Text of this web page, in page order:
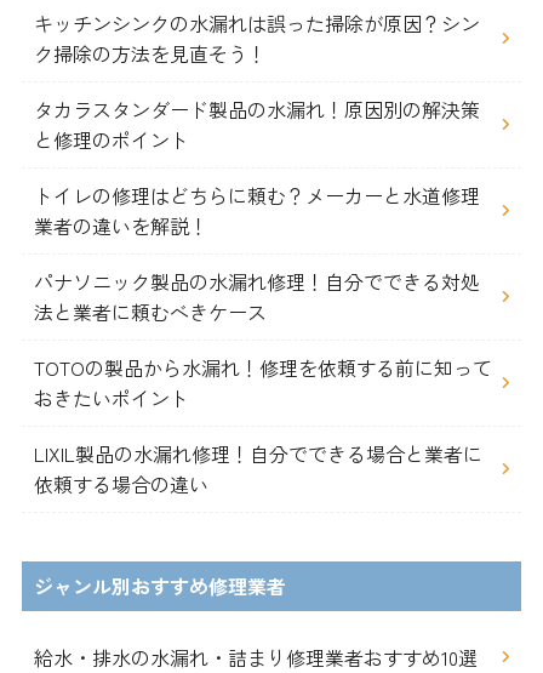
キッチンシンクの水漏れは誤った掃除が原因？シン
ク掃除の方法を見直そう！
タカラスタンダード製品の水漏れ！原因別の解決策
と修理のポイント
トイレの修理はどちらに頼む？メーカーと水道修理
業者の違いを解説！
パナソニック製品の水漏れ修理！自分でできる対処
法と業者に頼むべきケース
TOTOの製品から水漏れ！修理を依頼する前に知って
おきたいポイント
LIXIL製品の水漏れ修理！自分でできる場合と業者に
依頼する場合の違い
ジャンル別おすすめ修理業者
給水・排水の水漏れ・詰まり修理業者おすすめ10選